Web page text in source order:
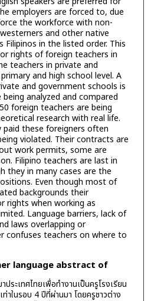
employers are forced to, due
the workforce with non-
and other native
Filipinos in the listed order. This
rights of foreign teachers in
teachers in private and
and high school level. A
and government schools is
analyzed and compared
foreign teachers are being
research with real life.
paid these foreigners often
violated. Their contracts are
work permits, some are
Filipino teachers are last in
they in many cases are the
Even though most of
backgrounds their
rights when working as
Language barriers, lack of
laws overlapping or
confuses teachers on where to
language abstract of
ประเทศไทยเพื่อทำงานเป็นครูโรงเรียน
าในรอบ 4 ปีที่ผ่านมา โดยครูชาวต่าง